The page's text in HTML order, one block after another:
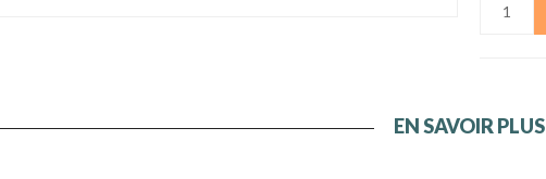
EN SAVOIR PLUS